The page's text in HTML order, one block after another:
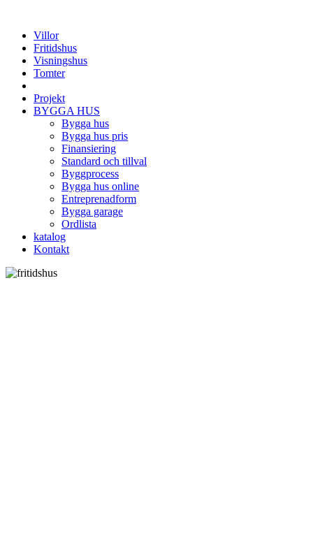
Villor
Fritidshus
Visningshus
Tomter
Projekt
BYGGA HUS
Bygga hus
Bygga hus pris
Finansiering
Standard och tillval
Byggprocess
Bygga hus online
Entreprenadform
Bygga garage
Ordlista
katalog
Kontakt